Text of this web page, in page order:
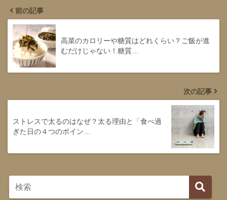
前の記事
高菜のカロリーや糖質はどれくらい？ご飯が進
むだけじゃない！糖質…
次の記事
ストレスで太るのはなぜ？太る理由と「食べ過
ぎた日の４つのポイン…